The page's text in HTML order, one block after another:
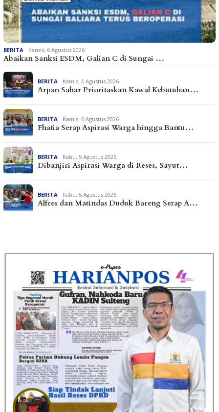
BERITA Kamis, 6 Agustus 2026
Abaikan Sanksi ESDM, Galian C di Sungai …
BERITA Kamis, 6 Agustus 2026
Arpan Sahar Prioritaskan Kawal Kebutuhan…
BERITA Kamis, 6 Agustus 2026
Fhatia Serap Aspirasi Warga hingga Bantu…
BERITA Rabu, 5 Agustus 2026
Dibanjiri Aspirasi Warga di Reses, Sayut…
BERITA Rabu, 5 Agustus 2026
Alfres dan Matindas Duduk Bareng Serap A…